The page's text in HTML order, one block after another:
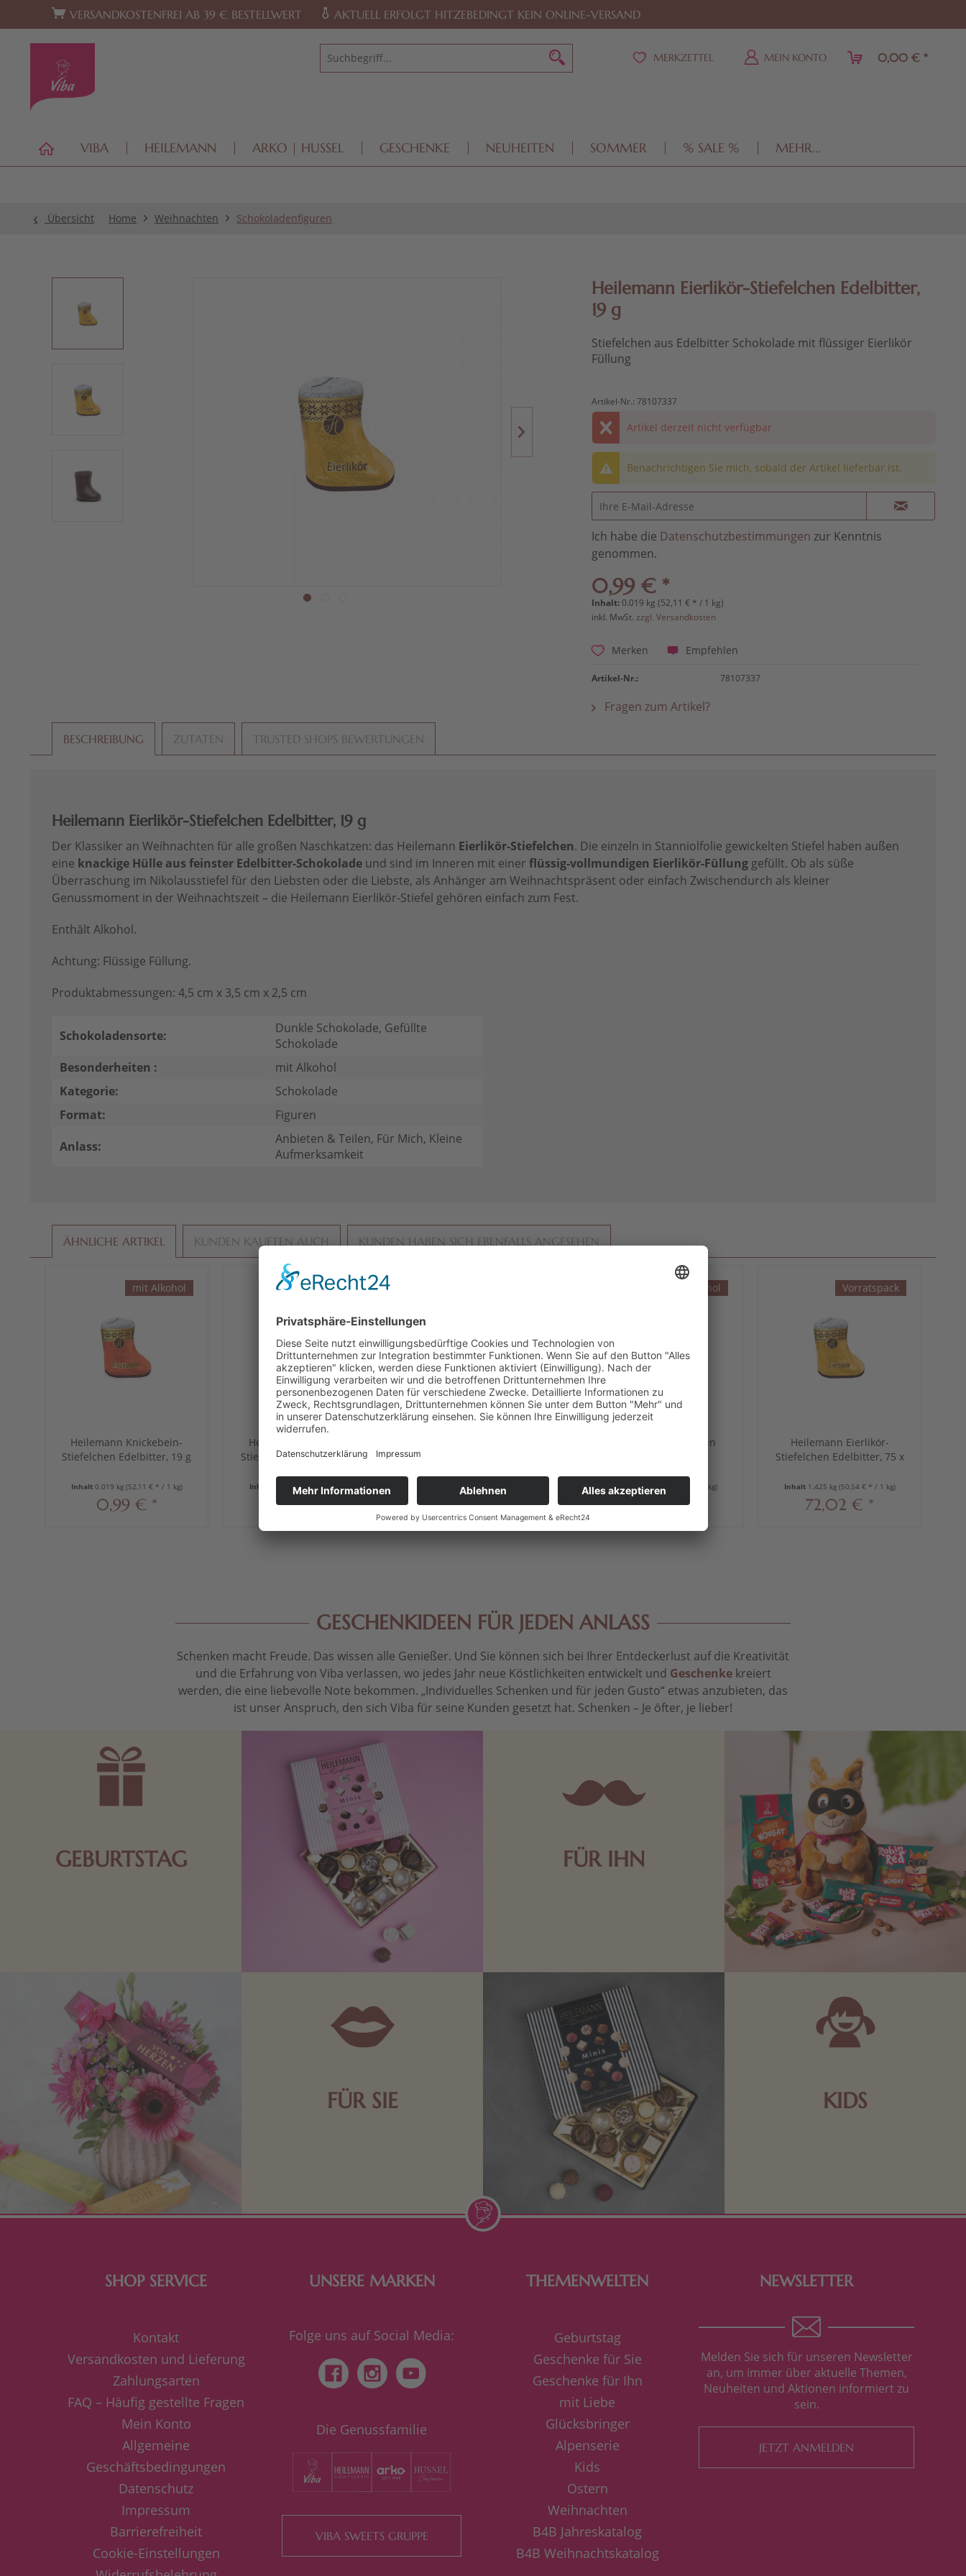
Zur Hauptnavigation springen Zum Footer springen
VERSANDKOSTENFREI AB 39 € BESTELLWERT AKTUELL ERFOLGT HITZEBEDINGT KEIN ONLINE-VERSAND
MERKZETTEL MEIN KONTO 0,00 € *
VIBA HEILEMANN ARKO | HUSSEL GESCHENKE NEUHEITEN SOMMER % SALE % MEHR...
Übersicht Home Weihnachten Schokoladenfiguren
Heilemann Eierlikör-Stiefelchen Edelbitter,
19 g
Stiefelchen aus Edelbitter Schokolade mit flüssiger Eierlikör
Füllung
Artikel-Nr.:78107337
Artikel derzeit nicht verfügbar
Benachrichtigen Sie mich, sobald der Artikel lieferbar ist.
Ich habe die Datenschutzbestimmungen zur Kenntnis
genommen.
0,99 € *
Inhalt:0.019 kg (52,11 € * / 1 kg)
inkl. MwSt.zzgl. Versandkosten
Merken Empfehlen
Artikel-Nr.: 78107337
Fragen zum Artikel?
BESCHREIBUNG ZUTATEN TRUSTED SHOPS BEWERTUNGEN
Heilemann Eierlikör-Stiefelchen Edelbitter, 19 g
Der Klassiker an Weihnachten für alle großen Naschkatzen: das Heilemann Eierlikör-Stiefelchen. Die einzeln in Stanniolfolie gewickelten Stiefel haben außen
eine knackige Hülle aus feinster Edelbitter-Schokolade und sind im Inneren mit einer flüssig-vollmundigen Eierlikör-Füllung gefüllt. Ob als süße
Überraschung im Nikolausstiefel für den Liebsten oder die Liebste, als Anhänger am Weihnachtspräsent oder einfach Zwischendurch als kleiner
Genussmoment in der Weihnachtszeit – die Heilemann Eierlikör-Stiefel gehören einfach zum Fest.
Enthält Alkohol.
Achtung: Flüssige Füllung.
Produktabmessungen: 4,5 cm x 3,5 cm x 2,5 cm
Schokoladensorte:
Dunkle Schokolade, Gefüllte
Schokolade
Besonderheiten :
mit Alkohol
Kategorie:
Schokolade
Format:
Figuren
Anlass:
Anbieten & Teilen, Für Mich, Kleine
Aufmerksamkeit
ÄHNLICHE ARTIKEL KUNDEN KAUFTEN AUCH KUNDEN HABEN SICH EBENFALLS ANGESEHEN
mit Alkohol
Heilemann Knickebein-
Stiefelchen Edelbitter, 19 g
Inhalt 0.019 kg (52,11 € * / 1 kg)
0,99 € *
Vorratspack
Heilemann Knickebein-
Stiefelchen Edelbitter, 75 x
Inhalt 1.425 kg(50,54 € * / 1 kg)
72,02 € *
0.1 kg(69,90 € * / 1 kg)
6,99 € *
mit Alkohol
Heilemann Knickebein
Inhalt0.015 kg (66,00 € * / 1 kg)
0,99 € *
Vorratspack
Heilemann Eierlikör-
Stiefelchen Edelbitter, 75 x
Inhalt 1.425 kg (50,54 € * / 1 kg)
72,02 € *
GESCHENKIDEEN FÜR JEDEN ANLASS
Schenken macht Freude. Das wissen alle Genießer. Und Sie können sich bei Ihrer Entdeckerlust auf die Kreativität
und die Erfahrung von Viba verlassen, wo jedes Jahr neue Köstlichkeiten entwickelt und Geschenkekreiert
werden, die eine liebevolle Note bekommen. „Individuelles Schenken und für jeden Gusto“ etwas anzubieten, das
ist unser Anspruch, den sich Viba für seine Kunden gesetzt hat. Schenken – Je öfter, je lieber!
GEBURTSTAG FÜR IHN
FÜR SIE KIDS
SHOP SERVICE
Kontakt
Versandkosten und Lieferung
Zahlungsarten
FAQ – Häufig gestellte Fragen
Mein Konto
Allgemeine
Geschäftsbedingungen
Datenschutz
Impressum
Barrierefreiheit
Cookie-Einstellungen
UNSERE MARKEN
Folge uns auf Social Media:
Die Genussfamilie
VIBA SWEETS GRUPPE
THEMENWELTEN
Geburtstag
Geschenke für Sie
Geschenke für Ihn
mit Liebe
Glücksbringer
Alpenserie
Kids
Ostern
Weihnachten
B4B Jahreskatalog
B4B Weihnachtskatalog
NEWSLETTER
Melden Sie sich für unseren Newsletter
an, um immer über aktuelle Themen,
Neuheiten und Aktionen informiert zu
sein.
JETZT ANMELDEN